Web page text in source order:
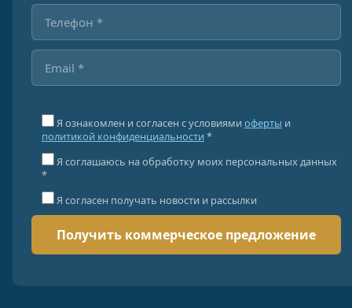
Я ознакомлен и согласен с условиями оферты и
политикой конфиденциальности *
Я соглашаюсь на обработку моих персональных данных
*
Я согласен получать новости и рассылки